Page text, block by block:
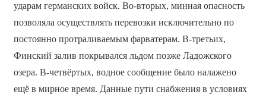
ударам германских войск. Во-вторых, минная опасность
позволяла осуществлять перевозки исключительно по
постоянно протраливаемым фарватерам. В-третьих,
Финский залив покрывался льдом позже Ладожского
озера. В-четвёртых, водное сообщение было налажено
ещё в мирное время. Данные пути снабжения в условиях